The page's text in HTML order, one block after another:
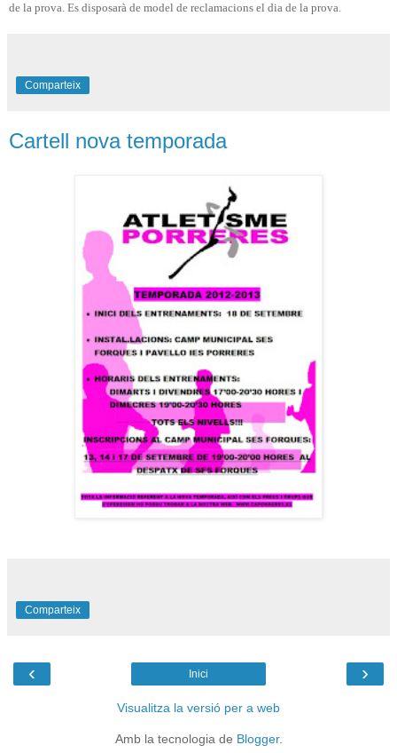
de la prova. Es disposarà de model de reclamacions el dia de la prova.
Comparteix
Cartell nova temporada
Comparteix
‹ ›
Inici
Visualitza la versió per a web
Amb la tecnologia de Blogger.